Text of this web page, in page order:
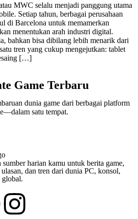
MWC selalu menjadi panggung utama
Setiap tahun, berbagai perusahaan
di Barcelona untuk memamerkan
menentukan arah industri digital.
bahkan bisa dibilang lebih menarik dari
tren yang cukup mengejutkan: tablet
[…]
Game Terbaru
dunia game dari berbagai platform
satu tempat.
harian kamu untuk berita game,
dan tren dari dunia PC, konsol,
global.